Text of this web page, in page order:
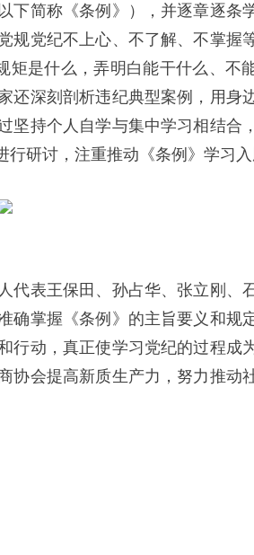
简称《条例》），并逐章逐条
规党纪不上心、不了解、不掌握
矩是什么，弄明白能干什么、不
深刻剖析违纪典型案例，用身
坚持个人自学与集中学习相结合
研讨，注重推动《条例》学习入
代表王保田、孙占华、张立刚、
确掌握《条例》的主旨要义和规
动，真正使学习党纪的过程成
协会提高新质生产力，努力推动